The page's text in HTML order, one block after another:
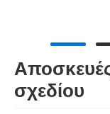
σχεδίου